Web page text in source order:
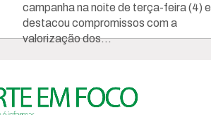
campanha na noite de terça-feira (4) e
destacou compromissos com a
valorização dos...